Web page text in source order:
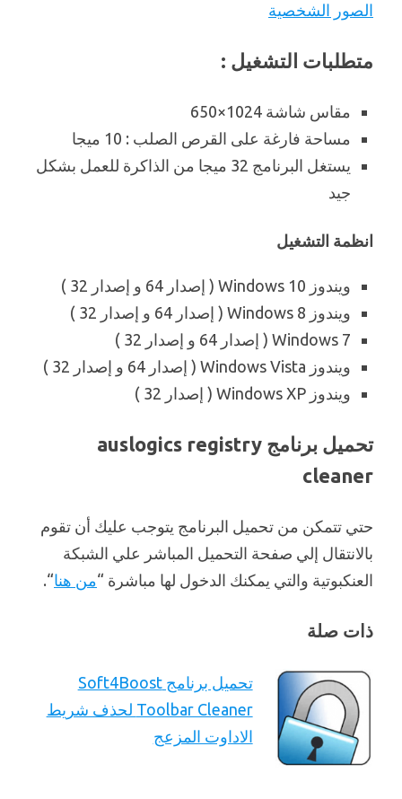
الصور الشخصية
متطلبات التشغيل :
مقاس شاشة 1024×650
مساحة فارغة على القرص الصلب : 10 ميجا
يستغل البرنامج 32 ميجا من الذاكرة للعمل بشكل
جيد
انظمة التشغيل
ويندوز Windows 10 ( إصدار 64 و إصدار 32 )
ويندوز Windows 8 ( إصدار 64 و إصدار 32 )
Windows 7 ( إصدار 64 و إصدار 32 )
ويندوز Windows Vista ( إصدار 64 و إصدار 32 )
ويندوز Windows XP ( إصدار 32 )
تحميل برنامج auslogics registry
cleaner
حتي تتمكن من تحميل البرنامج يتوجب عليك أن تقوم
بالانتقال إلي صفحة التحميل المباشر علي الشبكة
العنكبوتية والتي يمكنك الدخول لها مباشرة “من هنا“.
ذات صلة
تحميل برنامج Soft4Boost
Toolbar Cleaner لحذف شريط
الاداوت المزعج